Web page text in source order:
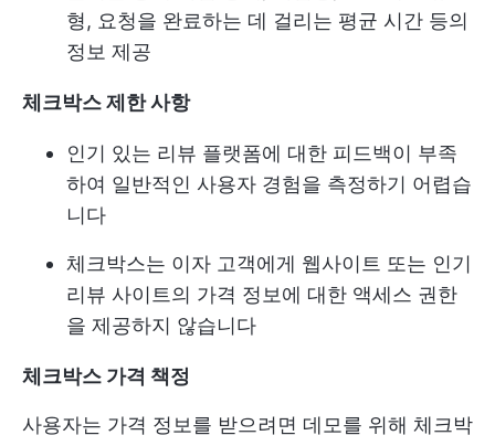
형, 요청을 완료하는 데 걸리는 평균 시간 등의
정보 제공
체크박스 제한 사항
인기 있는 리뷰 플랫폼에 대한 피드백이 부족
하여 일반적인 사용자 경험을 측정하기 어렵습
니다
체크박스는 이자 고객에게 웹사이트 또는 인기
리뷰 사이트의 가격 정보에 대한 액세스 권한
을 제공하지 않습니다
체크박스 가격 책정
사용자는 가격 정보를 받으려면 데모를 위해 체크박